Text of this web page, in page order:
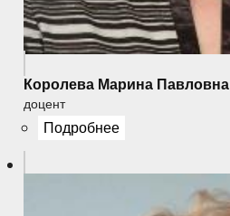
Королева Марина Павловна
доцент
Подробнее